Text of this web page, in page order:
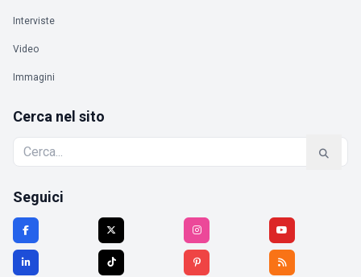
Interviste
Video
Immagini
Cerca nel sito
Seguici